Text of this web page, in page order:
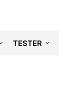
TESTER